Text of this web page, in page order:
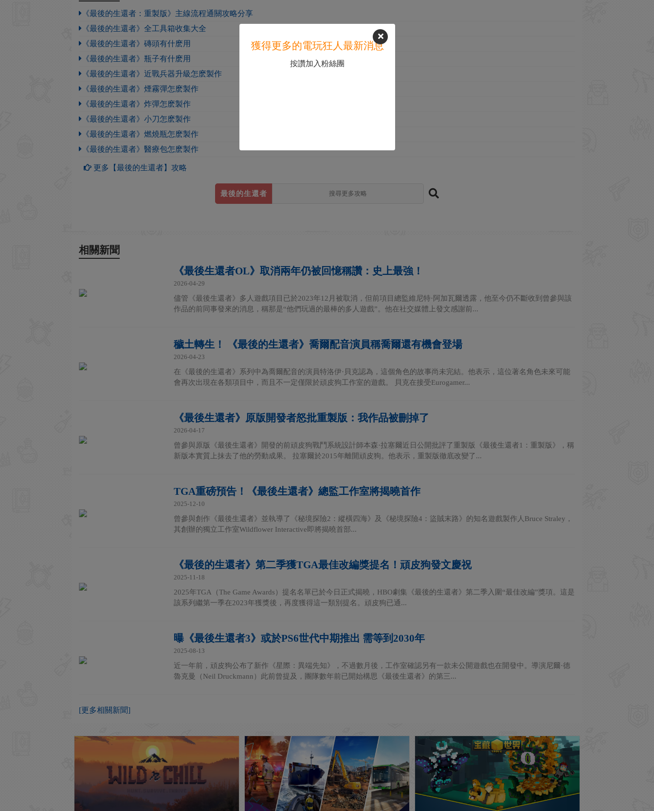
《最後的生還者：重製版》主線流程通關攻略分享
《最後的生還者》全工具箱收集大全
《最後的生還者》磚頭有什麽用
《最後的生還者》瓶子有什麽用
《最後的生還者》近戰兵器升級怎麽製作
《最後的生還者》煙霧彈怎麽製作
《最後的生還者》炸彈怎麽製作
《最後的生還者》小刀怎麽製作
《最後的生還者》燃燒瓶怎麽製作
《最後的生還者》醫療包怎麽製作
更多【最後的生還者】攻略
最後的生還者
相關新聞
《最後生還者OL》取消兩年仍被回憶稱讚：史上最強！
2026-04-29
儘管《最後生還者》多人遊戲項目已於2023年12月被取消，但前項目總監維尼特·阿加瓦爾透露，他至今仍不斷收到曾參與該
作品的前同事發來的消息，稱那是“他們玩過的最棒的多人遊戲”。他在社交媒體上發文感謝前...
穢土轉生！ 《最後的生還者》喬爾配音演員稱喬爾還有機會登場
2026-04-23
在《最後的生還者》系列中為喬爾配音的演員特洛伊·貝克認為，這個角色的故事尚未完結。他表示，這位著名角色未來可能
會再次出現在各類項目中，而且不一定僅限於頑皮狗工作室的遊戲。 貝克在接受Eurogamer...
《最後生還者》原版開發者怒批重製版：我作品被刪掉了
2026-04-17
曾參與原版《最後生還者》開發的前頑皮狗戰鬥系統設計師本森·拉塞爾近日公開批評了重製版《最後生還者1：重製版》，稱
新版本實質上抹去了他的勞動成果。 拉塞爾於2015年離開頑皮狗。他表示，重製版徹底改變了...
TGA重磅預告！《最後生還者》總監工作室將揭曉首作
2025-12-10
曾參與創作《最後生還者》並執導了《秘境探險2：縱橫四海》及《秘境探險4：盜賊末路》的知名遊戲製作人Bruce Straley，
其創辦的獨立工作室Wildflower Interactive即將揭曉首部...
《最後的生還者》第二季獲TGA最佳改編獎提名！頑皮狗發文慶祝
2025-11-18
2025年TGA（The Game Awards）提名名單已於今日正式揭曉，HBO劇集《最後的生還者》第二季入圍“最佳改編”獎項。這是
該系列繼第一季在2023年獲獎後，再度獲得這一類別提名。頑皮狗已通...
曝《最後生還者3》或於PS6世代中期推出 需等到2030年
2025-08-13
近一年前，頑皮狗公布了新作《星際：異端先知》，不過數月後，工作室確認另有一款未公開遊戲也在開發中。導演尼爾·德
魯克曼（Neil Druckmann）此前曾提及，團隊數年前已開始構思《最後生還者》的第三...
[更多相關新聞]
獲得更多的電玩狂人最新消息
按讚加入粉絲團